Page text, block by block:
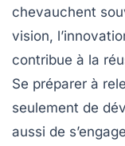
chevauchent
vision,
contribue à la
Se préparer à
seulement de
aussi de